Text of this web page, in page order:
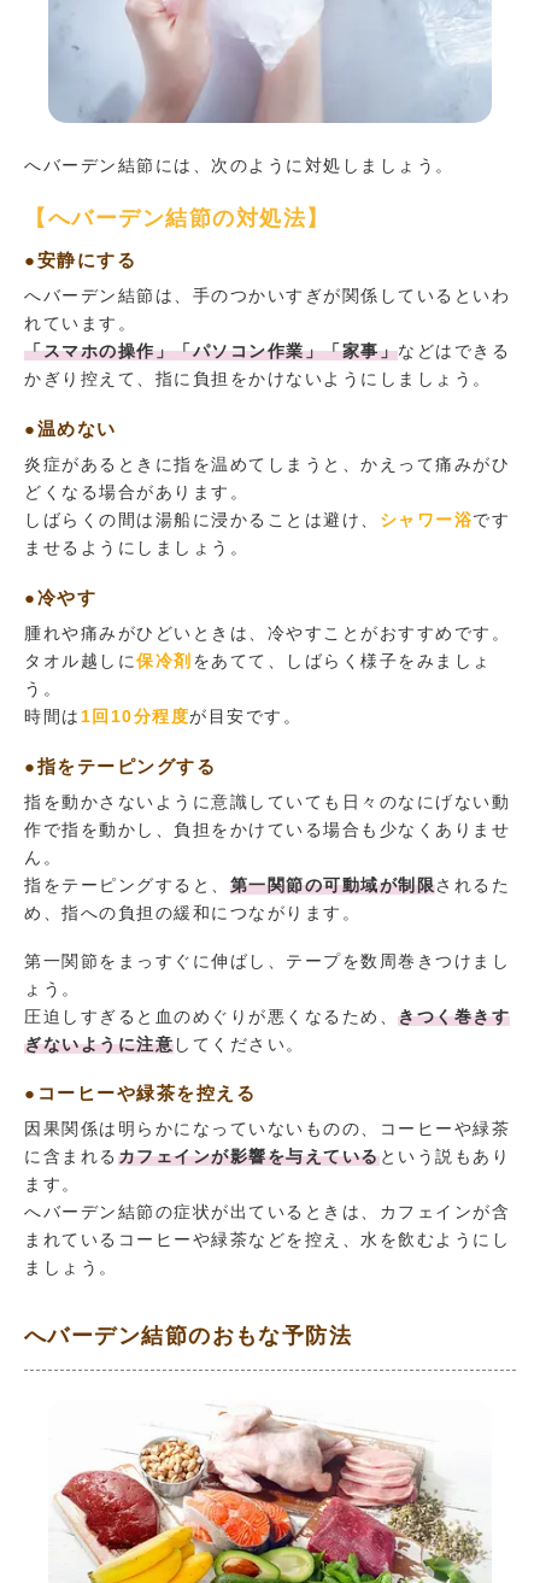
へバーデン結節には、次のように対処しましょう。
【へバーデン結節の対処法】
●安静にする
へバーデン結節は、手のつかいすぎが関係しているといわ
れています。
「スマホの操作」「パソコン作業」「家事」などはできる
かぎり控えて、指に負担をかけないようにしましょう。
●温めない
炎症があるときに指を温めてしまうと、かえって痛みがひ
どくなる場合があります。
しばらくの間は湯船に浸かることは避け、 シャワー浴です
ませるようにしましょう。
●冷やす
腫れや痛みがひどいときは、冷やすことがおすすめです。
タオル越しに保冷剤 をあてて、しばらく様子をみましょ
う。
時間は 1回10分程度が目安です。
●指をテーピングする
指を動かさないように意識していても日々のなにげない動
作で指を動かし、負担をかけている場合も少なくありませ
ん。
指をテーピングすると、 第一関節の可動域が制限されるた
め、指への負担の緩和につながります。
第一関節をまっすぐに伸ばし、テープを数周巻きつけまし
ょう。
圧迫しすぎると血のめぐりが悪くなるため、 きつく巻きす
ぎないように注意してください。
●コーヒーや緑茶を控える
因果関係は明らかになっていないものの、コーヒーや緑茶
に含まれる カフェインが影響を与えているという説もあり
ます。
へバーデン結節の症状が出ているときは、カフェインが含
まれているコーヒーや緑茶などを控え、水を飲むようにし
ましょう。
へバーデン結節のおもな予防法